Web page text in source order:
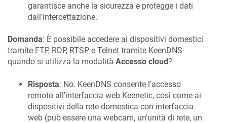
garantisce anche la sicurezza e protegge i dati
dall'intercettazione.
Domanda: È possibile accedere ai dispositivi domestici
tramite FTP, RDP, RTSP e Telnet tramite KeenDNS
quando si utilizza la modalità Accesso cloud?
Risposta: No. KeenDNS consente l'accesso
remoto all'interfaccia web Keenetic, così come ai
dispositivi della rete domestica con interfaccia
web (può essere una webcam, un'unità di rete, un